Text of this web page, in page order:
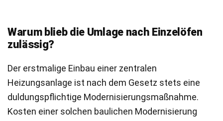
Warum blieb die Umlage nach Einzelöfen
zulässig?
Der erstmalige Einbau einer zentralen
Heizungsanlage ist nach dem Gesetz stets eine
duldungspflichtige Modernisierungsmaßnahme.
Kosten einer solchen baulichen Modernisierung